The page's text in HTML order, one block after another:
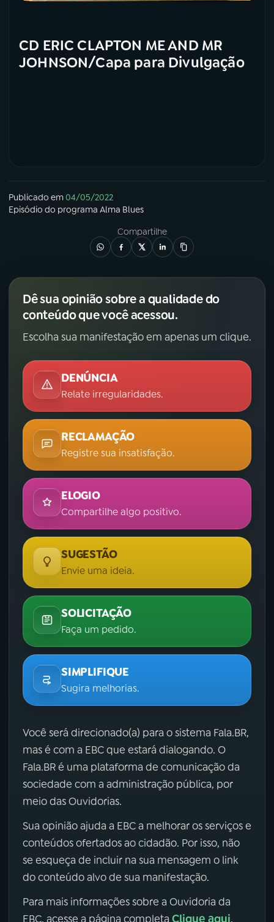
CD ERIC CLAPTON ME AND MR
JOHNSON/Capa para Divulgação
Publicado em04/05/2022
Episódio do programa Alma Blues
Compartilhe
Dê sua opinião sobre a qualidade do
conteúdo que você acessou.
Escolha sua manifestação em apenas um clique.
DENÚNCIA
Relate irregularidades.
RECLAMAÇÃO
Registre sua insatisfação.
ELOGIO
Compartilhe algo positivo.
SUGESTÃO
Envie uma ideia.
SOLICITAÇÃO
Faça um pedido.
SIMPLIFIQUE
Sugira melhorias.
Você será direcionado(a) para o sistema Fala.BR,
mas é com a EBC que estará dialogando. O
Fala.BR é uma plataforma de comunicação da
sociedade com a administração pública, por
meio das Ouvidorias.
Sua opinião ajuda a EBC a melhorar os serviços e
conteúdos ofertados ao cidadão. Por isso, não
se esqueça de incluir na sua mensagem o link
do conteúdo alvo de sua manifestação.
Para mais informações sobre a Ouvidoria da
EBC, acesse a página completa Clique aqui.